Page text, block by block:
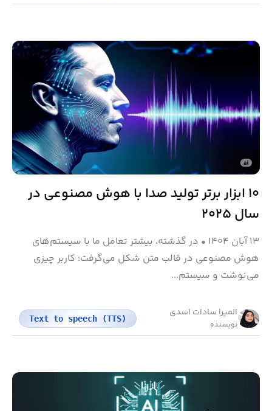
۱۰ ابزار برتر تولید صدا با هوش مصنوعی در
سال ۲۰۲۵
۱۳ آبان ۱۴۰۴ • در گذشته، بیشتر تعامل ما با سیستم‌های
هوش مصنوعی در قالب متن شکل می‌گرفت؛ کاربر چیزی
می‌نوشت و سیستم...
المیرا سادات اسدی
نویسنده
Text to speech (TTS)